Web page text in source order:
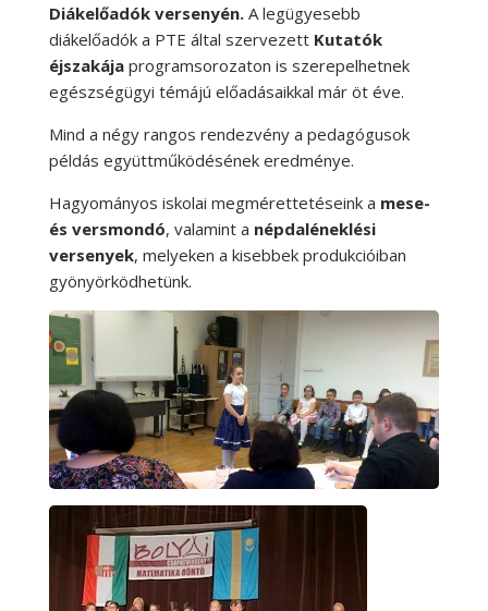
Diákelőadók versenyén. A legügyesebb
diákelőadók a PTE által szervezett Kutatók
éjszakája programsorozaton is szerepelhetnek
egészségügyi témájú előadásaikkal már öt éve.
Mind a négy rangos rendezvény a pedagógusok
példás együttműködésének eredménye.
Hagyományos iskolai megmérettetéseink a mese-
és versmondó, valamint a népdaléneklési
versenyek, melyeken a kisebbek produkcióiban
gyönyörködhetünk.